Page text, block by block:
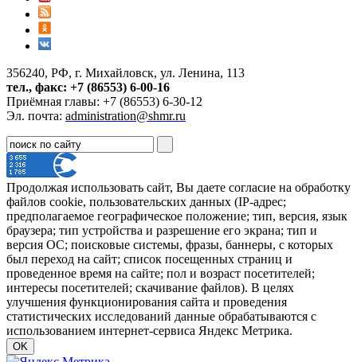
356240, РФ, г. Михайловск, ул. Ленина, 113
тел., факс: +7 (86553) 6-00-16
Приёмная главы: +7 (86553) 6-30-12
Эл. почта: administration@shmr.ru
Продолжая использовать сайт, Вы даете согласие на обработку
файлов cookie, пользовательских данных (IP-адрес;
предполагаемое географическое положение; тип, версия, язык
браузера; тип устройства и разрешение его экрана; тип и
версия ОС; поисковые системы, фразы, баннеры, с которых
был переход на сайт; список посещенных страниц и
проведенное время на сайте; пол и возраст посетителей;
интересы посетителей; скачивание файлов). В целях
улучшения функционирования сайта и проведения
статистических исследований данные обрабатываются с
использованием интернет-сервиса Яндекс Метрика.
OK